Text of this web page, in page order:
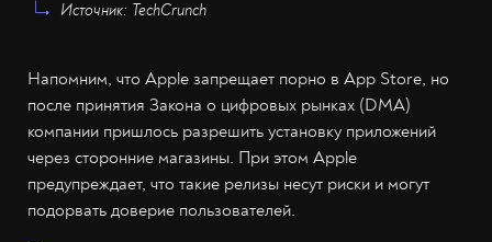
Источник: TechCrunch
Напомним, что Apple запрещает порно в App Store, но
после принятия Закона о цифровых рынках (DMA)
компании пришлось разрешить установку приложений
через сторонние магазины. При этом Apple
предупреждает, что такие релизы несут риски и могут
подорвать доверие пользователей.